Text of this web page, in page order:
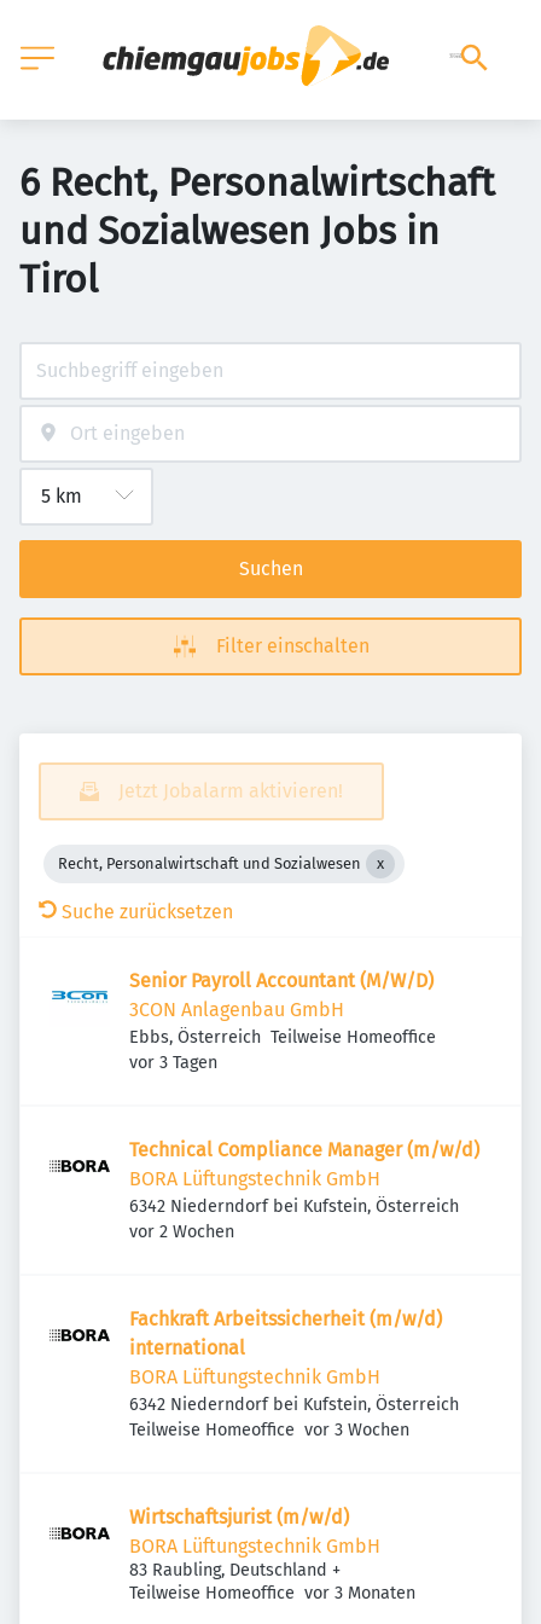
6 Recht, Personalwirtschaft
und Sozialwesen Jobs in
Tirol
Suchen
Filter einschalten
Jetzt Jobalarm aktivieren!
Recht, Personalwirtschaft und Sozialwesen
Suche zurücksetzen
Senior Payroll Accountant (M/W/D)
3CON Anlagenbau GmbH
Ebbs, Österreich Teilweise Homeoffice
Veröffentlicht
vor 3 Tagen
Technical Compliance Manager (m/w/d)
BORA Lüftungstechnik GmbH
6342 Niederndorf bei Kufstein, Österreich
Veröffentlicht
vor 2 Wochen
Fachkraft Arbeitssicherheit (m/w/d)
international
BORA Lüftungstechnik GmbH
6342 Niederndorf bei Kufstein, Österreich
Teilweise Homeoffice Veröffentlicht
vor 3 Wochen
Wirtschaftsjurist (m/w/d)
BORA Lüftungstechnik GmbH
83 Raubling, Deutschland +
Teilweise Homeoffice Veröffentlicht:
vor 3 Monaten